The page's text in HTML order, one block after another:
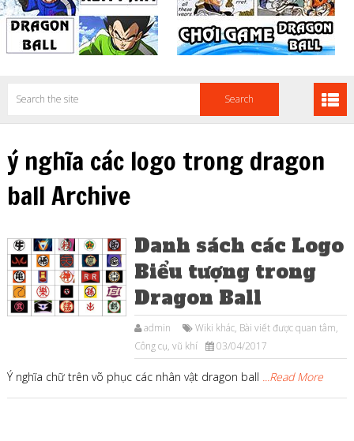
ý nghĩa các logo trong dragon
ball Archive
Danh sách các Logo
Biểu tượng trong
Dragon Ball
admin Wiki khác, Bài viết được quan tâm,
Công cụ, vũ khí
03/04/2017
Ý nghĩa chữ trên võ phục các nhân vật dragon ball ...Read More